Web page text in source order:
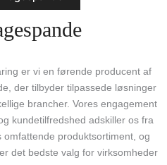
er vi en førende producent af
der tilbyder tilpassede løsninger
brancher. Vores engagement
kundetilfredshed adskiller os fra
omfattende produktsortiment, og
det bedste valg for virksomheder